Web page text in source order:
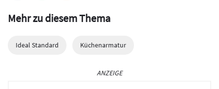
Mehr zu diesem Thema
Ideal Standard Küchenarmatur
ANZEIGE